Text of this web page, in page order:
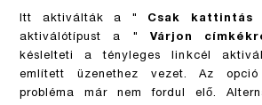
Itt aktiválták a " Csak
aktiválótípust a "Várjon
késlelteti a tényleges linkcél
említett üzenethez vezet. Az
probléma már nem fordul elő.